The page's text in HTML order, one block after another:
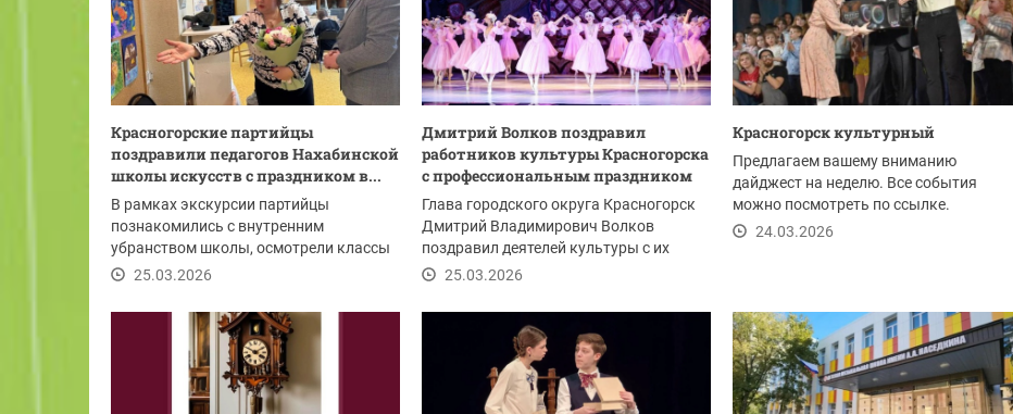
Красногорские партийцы
поздравили педагогов Нахабинской
школы искусств с праздником в...
В рамках экскурсии партийцы
познакомились с внутренним
убранством школы, осмотрели классы
и выставку живописи...
25.03.2026
Дмитрий Волков поздравил
работников культуры Красногорска
с профессиональным праздником
Глава городского округа Красногорск
Дмитрий Владимирович Волков
поздравил деятелей культуры с их
профессиональным...
25.03.2026
Красногорск культурный
Предлагаем вашему вниманию
дайджест на неделю. Все события
можно посмотреть по ссылке.
24.03.2026